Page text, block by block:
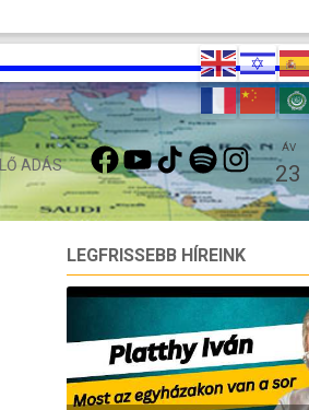
ADÁS
FACEBOOKYOUTUBETIKTOKSPOTIFYINSTAGRAMÁV
23
LEGFRISSEBB HÍREINK